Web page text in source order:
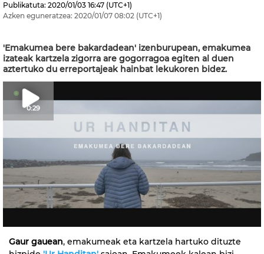
Publikatuta: 2020/01/03 16:47 (UTC+1)
Azken eguneratzea: 2020/01/07 08:02 (UTC+1)
'Emakumea bere bakardadean' izenburupean, emakumea
izateak kartzela zigorra are gogorragoa egiten al duen
aztertuko du erreportajeak hainbat lekukoren bidez.
0:29
Gaur gauean, emakumeak eta kartzela hartuko dituzte